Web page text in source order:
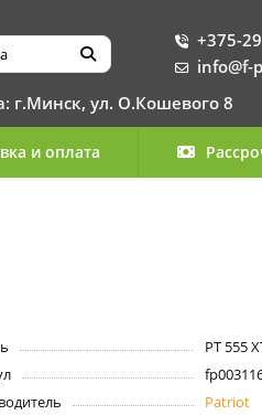
+375-
info@f-
г.Минск, ул. О.Кошевого 8
и оплата
PT 555
Patriot